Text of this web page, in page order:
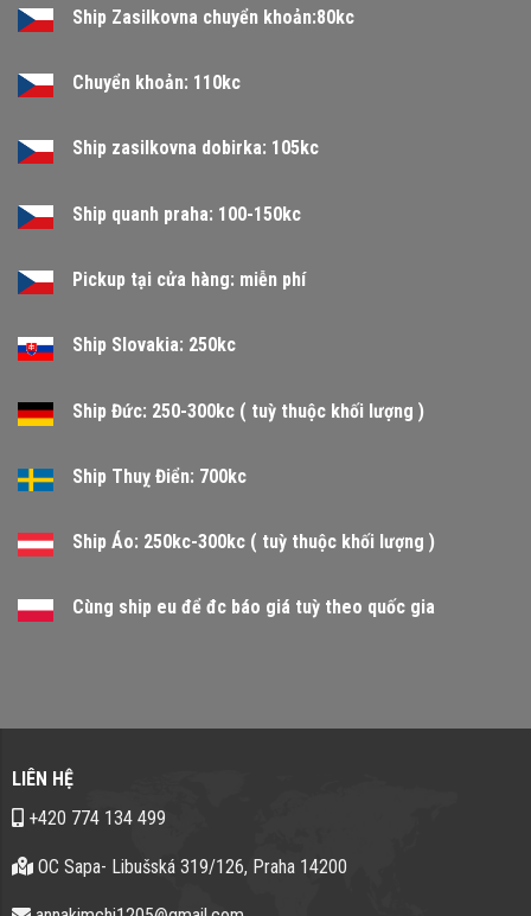
Ship Zasilkovna chuyển khoản:80kc
Chuyển khoản: 110kc
Ship zasilkovna dobirka: 105kc
Ship quanh praha: 100-150kc
Pickup tại cửa hàng: miễn phí
Ship Slovakia: 250kc
Ship Đức: 250-300kc ( tuỳ thuộc khối lượng )
Ship Thuỵ Điển: 700kc
Ship Áo: 250kc-300kc ( tuỳ thuộc khối lượng )
Cùng ship eu để đc báo giá tuỳ theo quốc gia
LIÊN HỆ
+420 774 134 499
OC Sapa- Libušská 319/126, Praha 14200